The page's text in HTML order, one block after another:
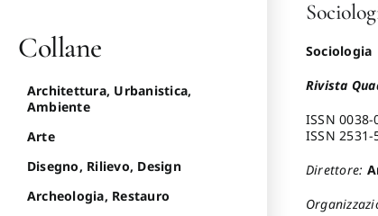
Sociologia
Rivista
ISSN
ISSN
Direttore:
Collane
Architettura, Urbanistica,
Ambiente
Arte
Disegno, Rilievo, Design
Archeologia, Restauro